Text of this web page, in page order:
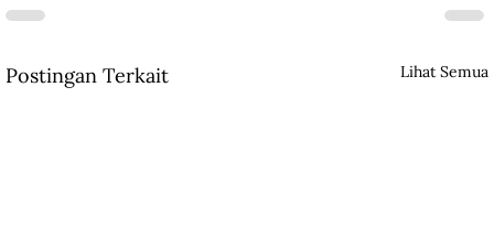
Postingan Terkait Lihat Semua